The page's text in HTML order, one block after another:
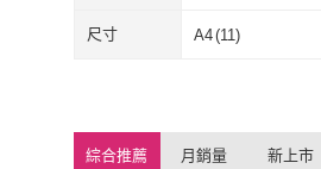
全勝
尺寸 A4(11)
其他(45)
綜合推薦 月銷量 新上市